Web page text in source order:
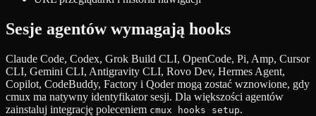
Sesje agentów wymagają hooks
Claude Code, Codex, Grok Build CLI, OpenCode, Pi, Amp, Cursor
CLI, Gemini CLI, Antigravity CLI, Rovo Dev, Hermes Agent,
Copilot, CodeBuddy, Factory i Qoder mogą zostać wznowione, gdy
cmux ma natywny identyfikator sesji. Dla większości agentów
zainstaluj integrację poleceniem cmux hooks setup.